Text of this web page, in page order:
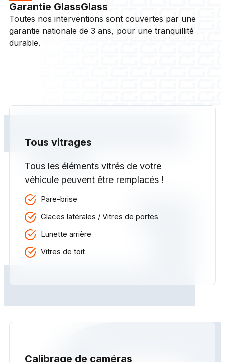
Garantie GlassGlass
Toutes nos interventions sont couvertes par une
garantie nationale de 3 ans, pour une tranquillité
durable.
Tous vitrages
Tous les éléments vitrés de votre
véhicule peuvent être remplacés !
Pare-brise
Glaces latérales / Vitres de portes
Lunette arrière
Vitres de toit
Calibrage de caméras